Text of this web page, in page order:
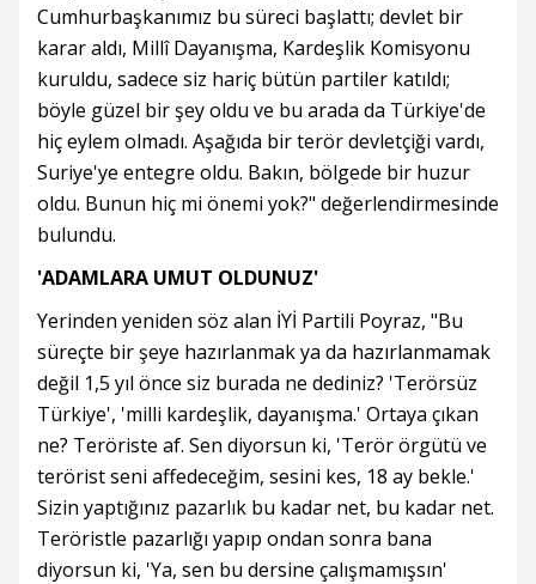
Cumhurbaşkanımız bu süreci başlattı; devlet bir
karar aldı, Millî Dayanışma, Kardeşlik Komisyonu
kuruldu, sadece siz hariç bütün partiler katıldı;
böyle güzel bir şey oldu ve bu arada da Türkiye'de
hiç eylem olmadı. Aşağıda bir terör devletçiği vardı,
Suriye'ye entegre oldu. Bakın, bölgede bir huzur
oldu. Bunun hiç mi önemi yok?" değerlendirmesinde
bulundu.
'ADAMLARA UMUT OLDUNUZ'
Yerinden yeniden söz alan İYİ Partili Poyraz, "Bu
süreçte bir şeye hazırlanmak ya da hazırlanmamak
değil 1,5 yıl önce siz burada ne dediniz? 'Terörsüz
Türkiye', 'milli kardeşlik, dayanışma.' Ortaya çıkan
ne? Teröriste af. Sen diyorsun ki, 'Terör örgütü ve
terörist seni affedeceğim, sesini kes, 18 ay bekle.'
Sizin yaptığınız pazarlık bu kadar net, bu kadar net.
Teröristle pazarlığı yapıp ondan sonra bana
diyorsun ki, 'Ya, sen bu dersine çalışmamışsın'